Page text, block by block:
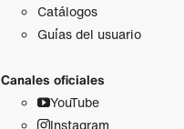
Catálogos
Guías del usuario
Canales oficiales
YouTube
Instagram